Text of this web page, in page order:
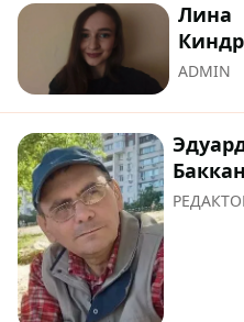
Лина
ADMIN